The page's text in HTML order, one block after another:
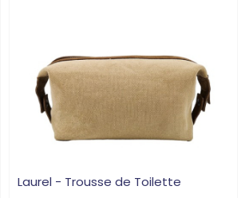
Laurel - Trousse de Toilette